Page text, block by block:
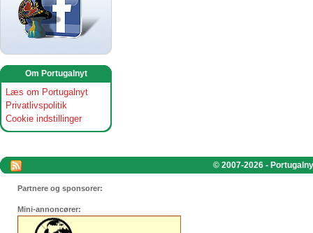
Om Portugalnyt
Læs om Portugalnyt
Privatlivspolitik
Cookie indstillinger
© 2007-2026 -
Partnere og sponsorer:
Mini-annoncører: